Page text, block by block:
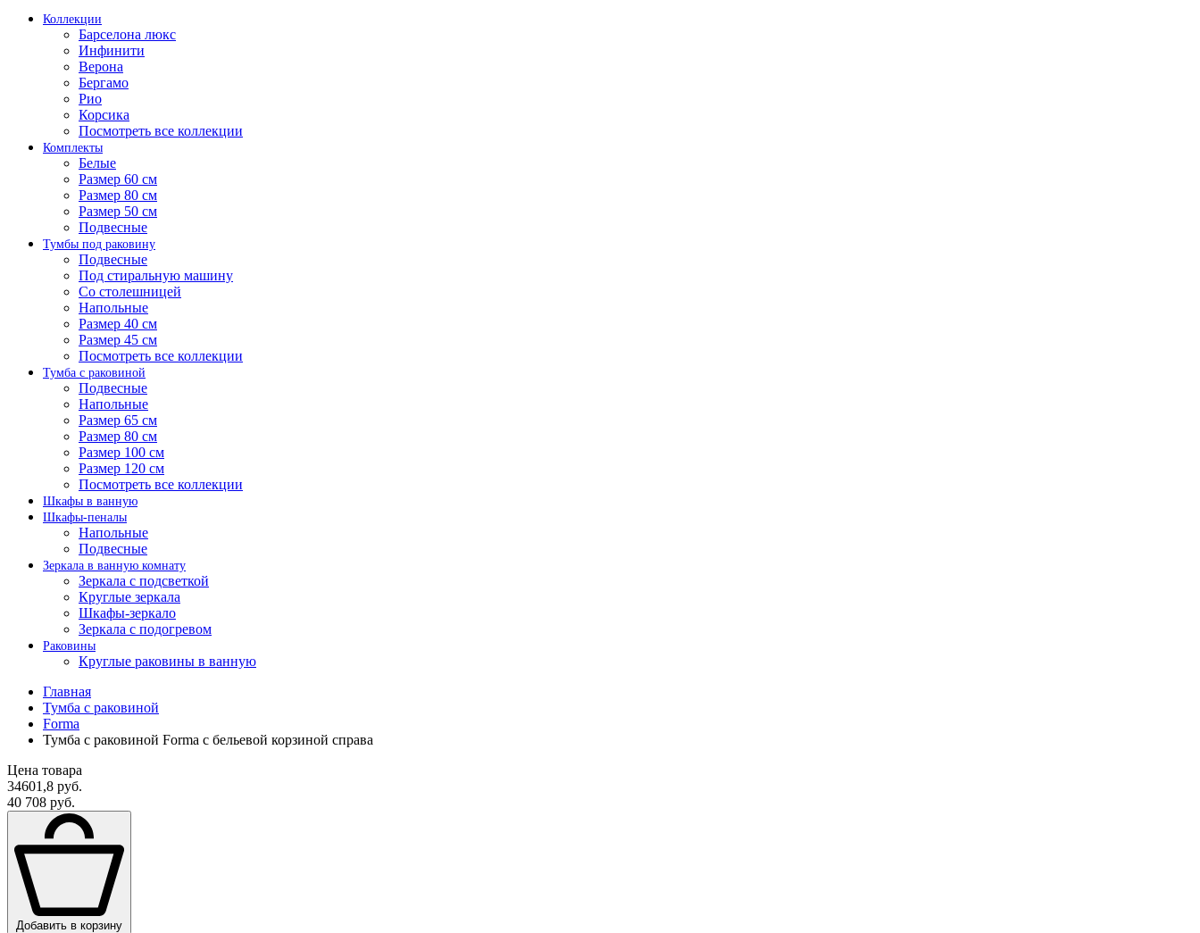
Коллекции
Барселона люкс
Инфинити
Верона
Бергамо
Рио
Корсика
Посмотреть все коллекции
Комплекты
Белые
Размер 60 см
Размер 80 см
Размер 50 см
Подвесные
Тумбы под раковину
Подвесные
Под стиральную машину
Со столешницей
Напольные
Размер 40 см
Размер 45 см
Посмотреть все коллекции
Тумба с раковиной
Подвесные
Напольные
Размер 65 см
Размер 80 см
Размер 100 см
Размер 120 см
Посмотреть все коллекции
Шкафы в ванную
Шкафы-пеналы
Напольные
Подвесные
Зеркала в ванную комнату
Зеркала с подсветкой
Круглые зеркала
Шкафы-зеркало
Зеркала с подогревом
Раковины
Круглые раковины в ванную
Главная
Тумба с раковиной
Forma
Тумба с раковиной Forma с бельевой корзиной справа
Цена товара
34601,8 руб.
40 708 руб.
Добавить в корзину